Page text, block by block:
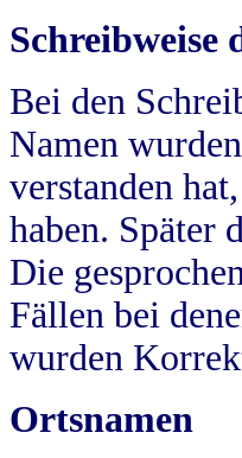
Schreibweise
Bei den
Namen
verstanden
haben. Später
Die
Fällen bei
wurden
Ortsnamen